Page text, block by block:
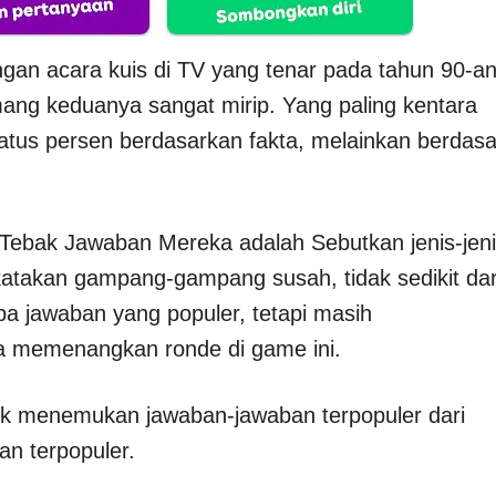
acara kuis di TV yang tenar pada tahun 90-
keduanya sangat mirip. Yang paling kentara
persen berdasarkan fakta, melainkan
Jawaban Mereka adalah Sebutkan jenis-
gampang-gampang susah, tidak sedikit
jawaban yang populer, tetapi masih
memenangkan ronde di game ini.
menemukan jawaban-jawaban terpopuler dari
terpopuler.